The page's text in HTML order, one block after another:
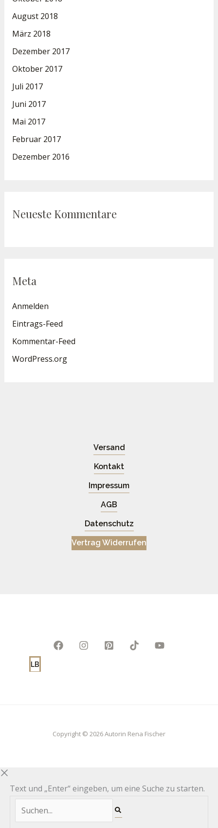
August 2018
März 2018
Dezember 2017
Oktober 2017
Juli 2017
Juni 2017
Mai 2017
Februar 2017
Dezember 2016
Neueste Kommentare
Meta
Anmelden
Eintrags-Feed
Kommentar-Feed
WordPress.org
Versand
Kontakt
Impressum
AGB
Datenschutz
Vertrag Widerrufen
LB
Copyright © 2026 Autorin Rena Fischer
Text und „Enter“ eingeben, um eine Suche zu starten.